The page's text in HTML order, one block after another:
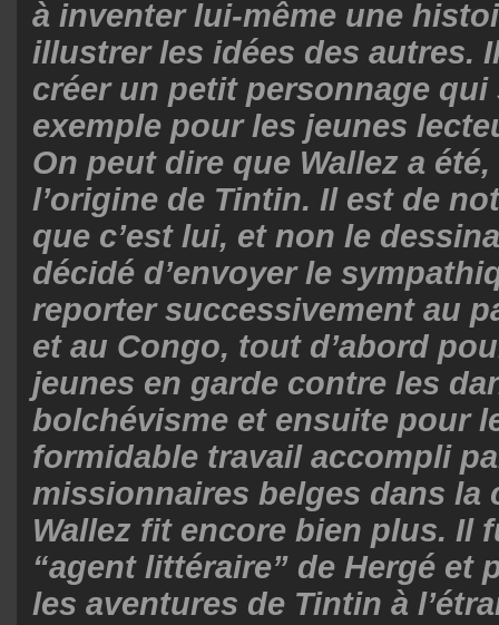
à inventer lui-même une
illustrer les idées des autres.
créer un petit personnage qui
exemple pour les jeunes
On peut dire que Wallez a
l’origine de Tintin. Il est de
que c’est lui, et non le
décidé d’envoyer le
reporter successivement au
et au Congo, tout d’abord
jeunes en garde contre les
bolchévisme et ensuite pour
formidable travail accompli
missionnaires belges dans la
Wallez fit encore bien plus. Il
“agent littéraire” de Hergé et
les aventures de Tintin à